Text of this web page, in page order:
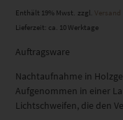
Enthält 19% Mwst. zzgl. Versand
Lieferzeit: ca. 10 Werktage
Auftragsware
Nachtaufnahme in
Aufgenommen in einer
Lichtschweifen, die den